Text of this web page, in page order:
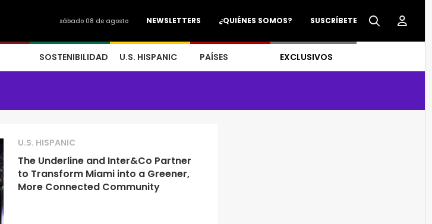
SUSCRÍBETE
¿QUIÉNES SOMOS?
NEWSLETTERS
sábado 08 de agosto
SOSTENIBILIDAD U.S. HISPANIC PAÍSES EXCLUSIVOS
U.S. HISPANIC
The Underline and Inter&Co Partner
to Transform Miami into a Greener,
More Connected Community